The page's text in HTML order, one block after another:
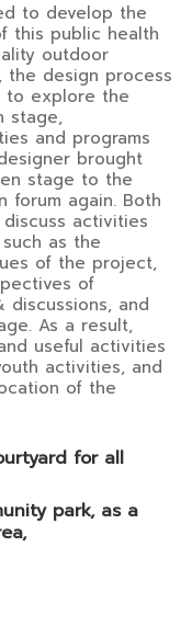
to develop the
this public health
outdoor
the design process
to explore the
stage,
and programs
brought
stage to the
forum again. Both
activities
as the
of the project,
of
discussions, and
As a result,
useful activities
activities, and
of the
for all
park, as a